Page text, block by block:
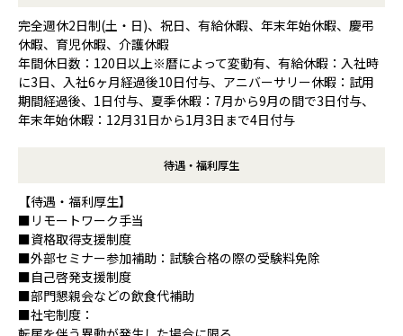
完全週休2日制(土・日)、祝日、有給休暇、年末年始休暇、慶弔
休暇、育児休暇、介護休暇
年間休日数：120日以上※暦によって変動有、有給休暇：入社時
に3日、入社6ヶ月経過後10日付与、アニバーサリー休暇：試用
期間経過後、1日付与、夏季休暇：7月から9月の間で3日付与、
年末年始休暇：12月31日から1月3日まで4日付与
待遇・福利厚生
【待遇・福利厚生】
■リモートワーク手当
■資格取得支援制度
■外部セミナー参加補助：試験合格の際の受験料免除
■自己啓発支援制度
■部門懇親会などの飲食代補助
■社宅制度：